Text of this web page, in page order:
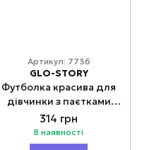
Артикул: 7736
GLO-STORY
Футболка красива для
дівчинки з паєтками
Sweet 152, 164
314 грн
В наявності